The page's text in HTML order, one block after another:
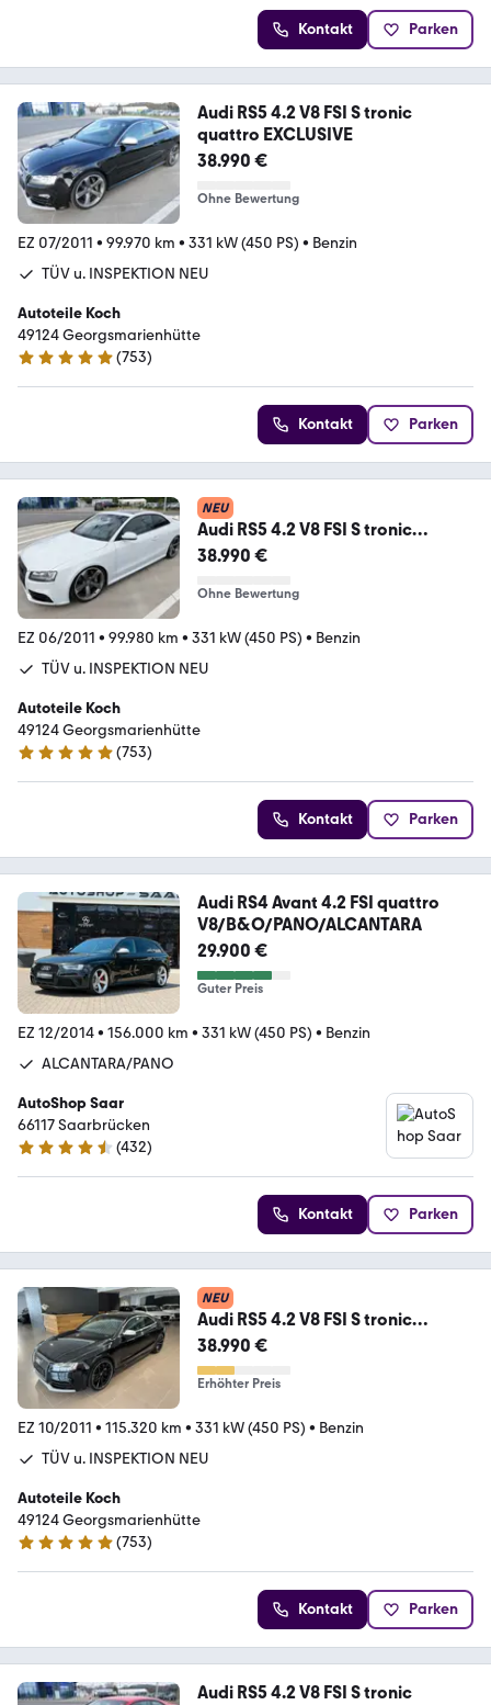
Kontakt Parken
Audi RS5 4.2 V8 FSI S tronic
quattro EXCLUSIVE
38.990 €
Ohne Bewertung
EZ 07/2011 • 99.970 km • 331 kW (450 PS) • Benzin
TÜV u. INSPEKTION NEU
Autoteile Koch
49124 Georgsmarienhütte
4.9 Sterne
(753)
Kontakt Parken
NEU
Audi RS5 4.2 V8 FSI S tronic
quattro AUDI EXCLUSIVE
38.990 €
Ohne Bewertung
EZ 06/2011 • 99.980 km • 331 kW (450 PS) • Benzin
TÜV u. INSPEKTION NEU
Autoteile Koch
49124 Georgsmarienhütte
4.9 Sterne
(753)
Kontakt Parken
Audi RS4 Avant 4.2 FSI quattro
V8/B&O/PANO/ALCANTARA
29.900 €
Guter Preis
EZ 12/2014• 156.000 km • 331 kW (450 PS) • Benzin
ALCANTARA/PANO
AutoShop Saar
66117 Saarbrücken
4.4 Sterne
(432)
Kontakt Parken
NEU
Audi RS5 4.2 V8 FSI S tronic
quattro SCHALEN B&O PANO
38.990 €
Erhöhter Preis
EZ 10/2011 • 115.320 km • 331 kW (450 PS) • Benzin
TÜV u. INSPEKTION NEU
Autoteile Koch
49124 Georgsmarienhütte
4.9 Sterne
(753)
Kontakt Parken
Audi RS5 4.2 V8 FSI S tronic